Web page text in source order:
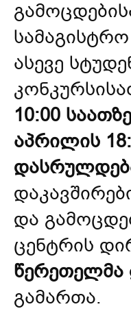
ასევე
10:00
აპრილის
და
ცენტრის
წერეთელმა
გამართა.